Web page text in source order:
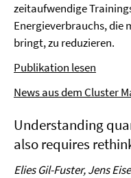
zeitaufwendige
Energieverbrauchs, die
bringt, zu reduzieren.
Publikation lesen
News aus dem Cluster
Understanding
also requires
Elies Gil-Fuster, Jens